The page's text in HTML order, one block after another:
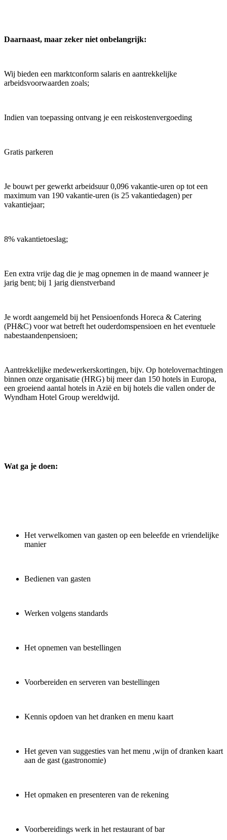
Daarnaast, maar zeker niet onbelangrijk:
Wij bieden een marktconform salaris en aantrekkelijke
arbeidsvoorwaarden zoals;
Indien van toepassing ontvang je een reiskostenvergoeding
Gratis parkeren
Je bouwt per gewerkt arbeidsuur 0,096 vakantie-uren op tot een
maximum van 190 vakantie-uren (is 25 vakantiedagen) per
vakantiejaar;
8% vakantietoeslag;
Een extra vrije dag die je mag opnemen in de maand wanneer je
jarig bent; bij 1 jarig dienstverband
Je wordt aangemeld bij het Pensioenfonds Horeca & Catering
(PH&C) voor wat betreft het ouderdomspensioen en het eventuele
nabestaandenpensioen;
Aantrekkelijke medewerkerskortingen, bijv. Op hotelovernachtingen
binnen onze organisatie (HRG) bij meer dan 150 hotels in Europa,
een groeiend aantal hotels in Azië en bij hotels die vallen onder de
Wyndham Hotel Group wereldwijd.
Wat ga je doen:
Het verwelkomen van gasten op een beleefde en vriendelijke
manier
Bedienen van gasten
Werken volgens standards
Het opnemen van bestellingen
Voorbereiden en serveren van bestellingen
Kennis opdoen van het dranken en menu kaart
Het geven van suggesties van het menu ,wijn of dranken kaart
aan de gast (gastronomie)
Het opmaken en presenteren van de rekening
Voorbereidings werk in het restaurant of bar